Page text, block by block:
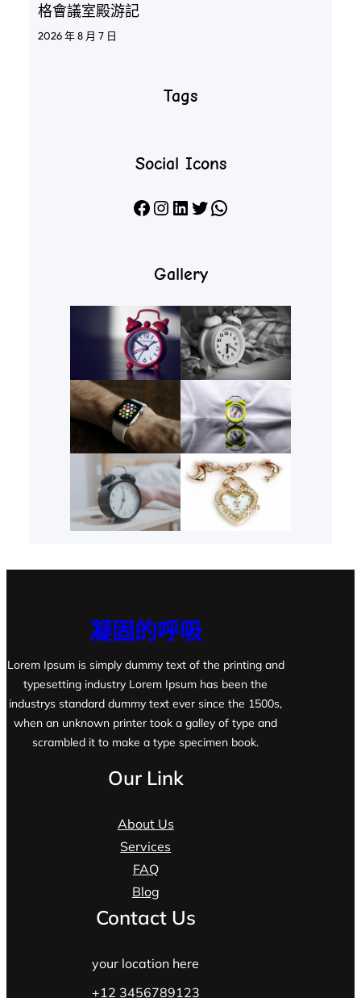
格會議室殿游記
2026 年 8 月 7 日
Tags
Social Icons
Facebook Instagram LinkedIn X WhatsApp
Gallery
凝固的呼吸
Lorem Ipsum is simply dummy text of the printing and
typesetting industry Lorem Ipsum has been the
industrys standard dummy text ever since the 1500s,
when an unknown printer took a galley of type and
scrambled it to make a type specimen book.
Our Link
About Us
Services
FAQ
Blog
Contact Us
your location here
+12 3456789123